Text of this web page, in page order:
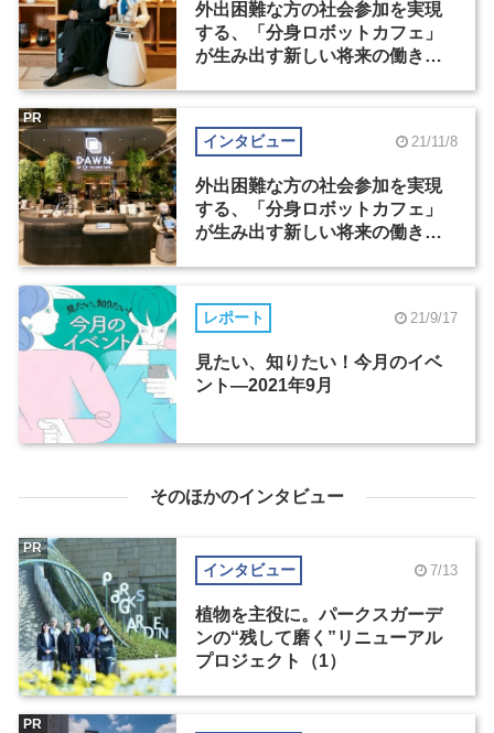
外出困難な方の社会参加を実現
する、「分身ロボットカフェ」
が生み出す新しい将来の働き方
インタビュー 21/11/8
外出困難な方の社会参加を実現
する、「分身ロボットカフェ」
が生み出す新しい将来の働き方
PR
レポート 21/9/17
見たい、知りたい！今月のイベ
ント―2021年9月
そのほかのインタビュー
インタビュー 7/13
植物を主役に。パークスガーデ
ンの“残して磨く”リニューアル
プロジェクト（1）
PR
PR